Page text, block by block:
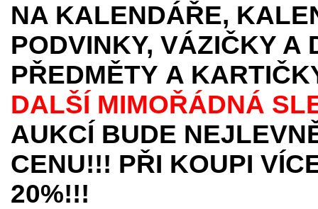
NA KALENDÁŘE,
PODVINKY, VÁZIČKY A
PŘEDMĚTY A
DALŠÍ MIMOŘÁDNÁ
AUKCÍ BUDE
CENU!!! PŘI KOUPI
20%!!!